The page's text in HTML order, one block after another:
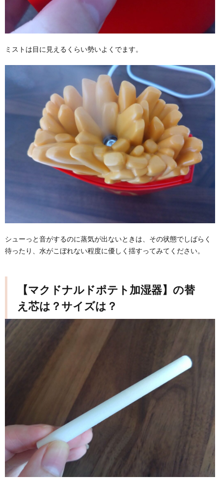
ミストは目に見えるくらい勢いよくでます。
シューっと音がするのに蒸気が出ないときは、その状態でしばらく
待ったり、水がこぼれない程度に優しく揺すってみてください。
【マクドナルドポテト加湿器】の替
え芯は？サイズは？